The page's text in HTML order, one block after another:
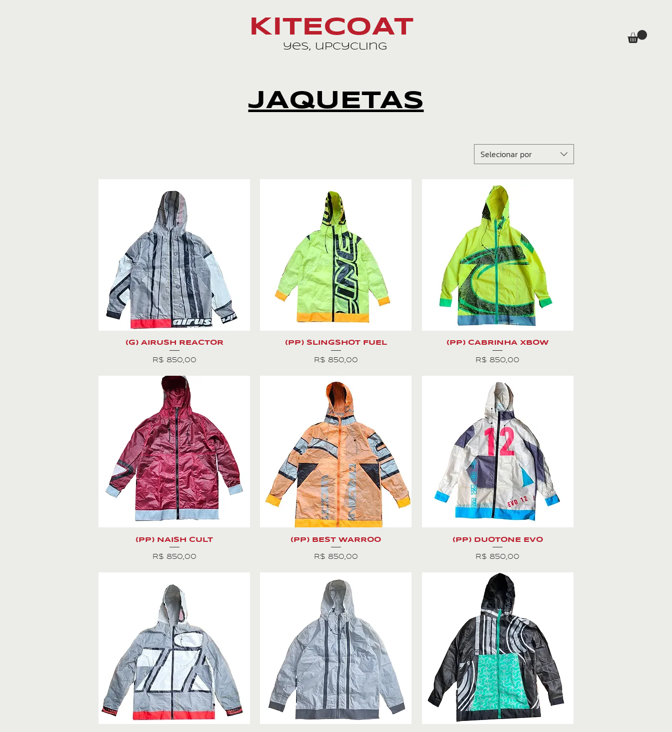
KITECOAT
yes, upcycling
JAQUETAS
Selecionar por
(G) AIRUSH REACTOR
Preço
R$ 850,00
(PP) SLINGSHOT FUEL
Preço
R$ 850,00
(PP) CABRINHA XBOW
Preço
R$ 850,00
(PP) NAISH CULT
Preço
R$ 850,00
(PP) BEST WARROO
Preço
R$ 850,00
(PP) DUOTONE EVO
Preço
R$ 850,00